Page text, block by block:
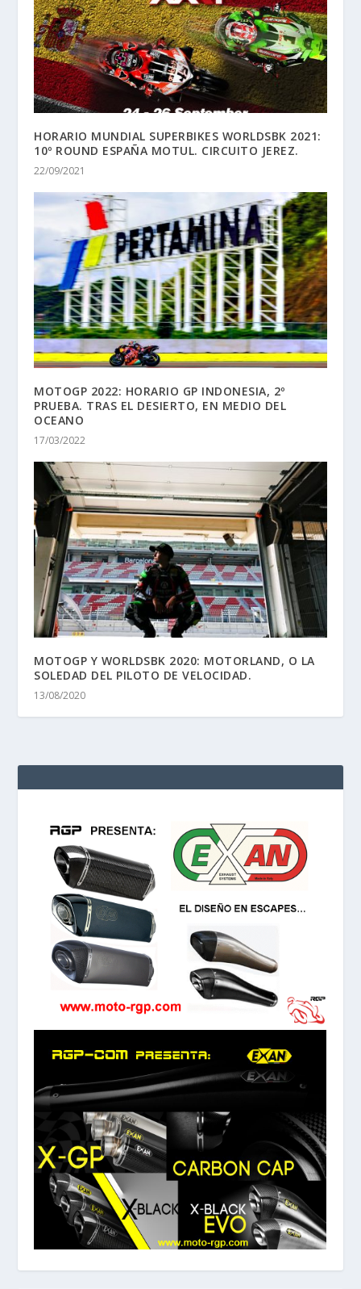
HORARIO MUNDIAL SUPERBIKES WORLDSBK 2021:
10º ROUND ESPAÑA MOTUL. CIRCUITO JEREZ.
22/09/2021
MOTOGP 2022: HORARIO GP INDONESIA, 2º
PRUEBA. TRAS EL DESIERTO, EN MEDIO DEL
OCEANO
17/03/2022
MOTOGP Y WORLDSBK 2020: MOTORLAND, O LA
SOLEDAD DEL PILOTO DE VELOCIDAD.
13/08/2020